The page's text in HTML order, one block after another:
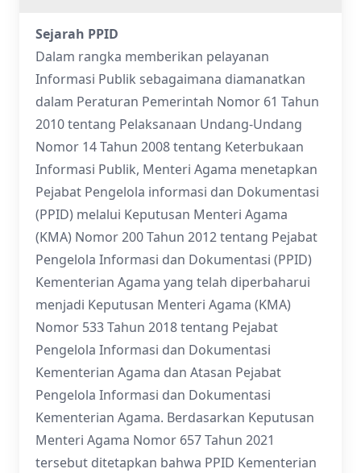
Sejarah PPID
Dalam rangka memberikan pelayanan
Informasi Publik sebagaimana diamanatkan
dalam Peraturan Pemerintah Nomor 61 Tahun
2010 tentang Pelaksanaan Undang-Undang
Nomor 14 Tahun 2008 tentang Keterbukaan
Informasi Publik, Menteri Agama menetapkan
Pejabat Pengelola informasi dan Dokumentasi
(PPID) melalui Keputusan Menteri Agama
(KMA) Nomor 200 Tahun 2012 tentang Pejabat
Pengelola Informasi dan Dokumentasi (PPID)
Kementerian Agama yang telah diperbaharui
menjadi Keputusan Menteri Agama (KMA)
Nomor 533 Tahun 2018 tentang Pejabat
Pengelola Informasi dan Dokumentasi
Kementerian Agama dan Atasan Pejabat
Pengelola Informasi dan Dokumentasi
Kementerian Agama. Berdasarkan Keputusan
Menteri Agama Nomor 657 Tahun 2021
tersebut ditetapkan bahwa PPID Kementerian